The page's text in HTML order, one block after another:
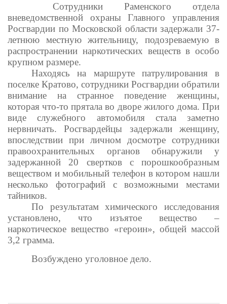
Сотрудники Раменского отдела
вневедомственной охраны Главного управления
Росгвардии по Московской области задержали 37-
летнюю местную жительницу, подозреваемую в
распространении наркотических веществ в особо
крупном размере.
Находясь на маршруте патрулирования в
поселке Кратово, сотрудники Росгвардии обратили
внимание на странное поведение женщины,
которая что-то прятала во дворе жилого дома. При
виде служебного автомобиля стала заметно
нервничать. Росгвардейцы задержали женщину,
впоследствии при личном досмотре сотрудники
правоохранительных органов обнаружили у
задержанной 20 свертков с порошкообразным
веществом и мобильный телефон в котором нашли
несколько фотографий с возможными местами
тайников.
По результатам химического исследования
установлено, что изъятое вещество –
наркотическое вещество «героин», общей массой
3,2 грамма.
Возбуждено уголовное дело.